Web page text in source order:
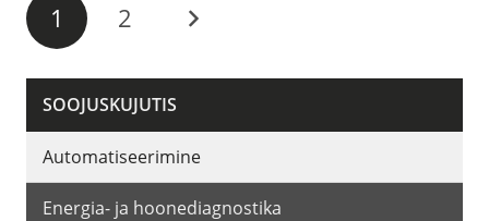
SOOJUSKUJUTIS
Automatiseerimine
Energia- ja hoonediagnostika
1 2